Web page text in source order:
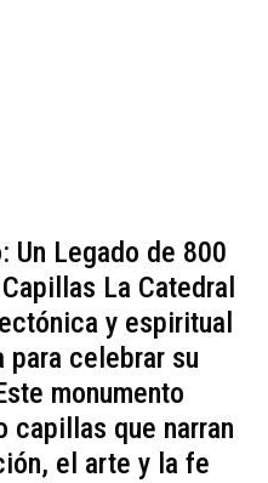
Un Legado de 800
La Catedral
y espiritual
para celebrar su
monumento
capillas que narran
el arte y la fe